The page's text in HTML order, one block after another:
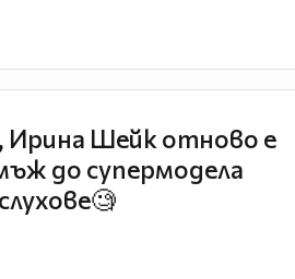
Ирина Шейк отново е
до супермодела